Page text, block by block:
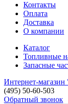
Контакты
Оплата
Доставка
О компании
Каталог
Топливные
Запасные
Интернет-магазин
(495) 50-60-503
Обратный звонок